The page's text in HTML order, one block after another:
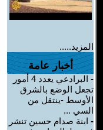
المزيد.....
أخبار عامة
-
البرادعي يعدد 4 أمور
تجعل الوضع بالشرق
الأوسط -ينتقل من
السي ...
- ابنة صدام حسين تنشر